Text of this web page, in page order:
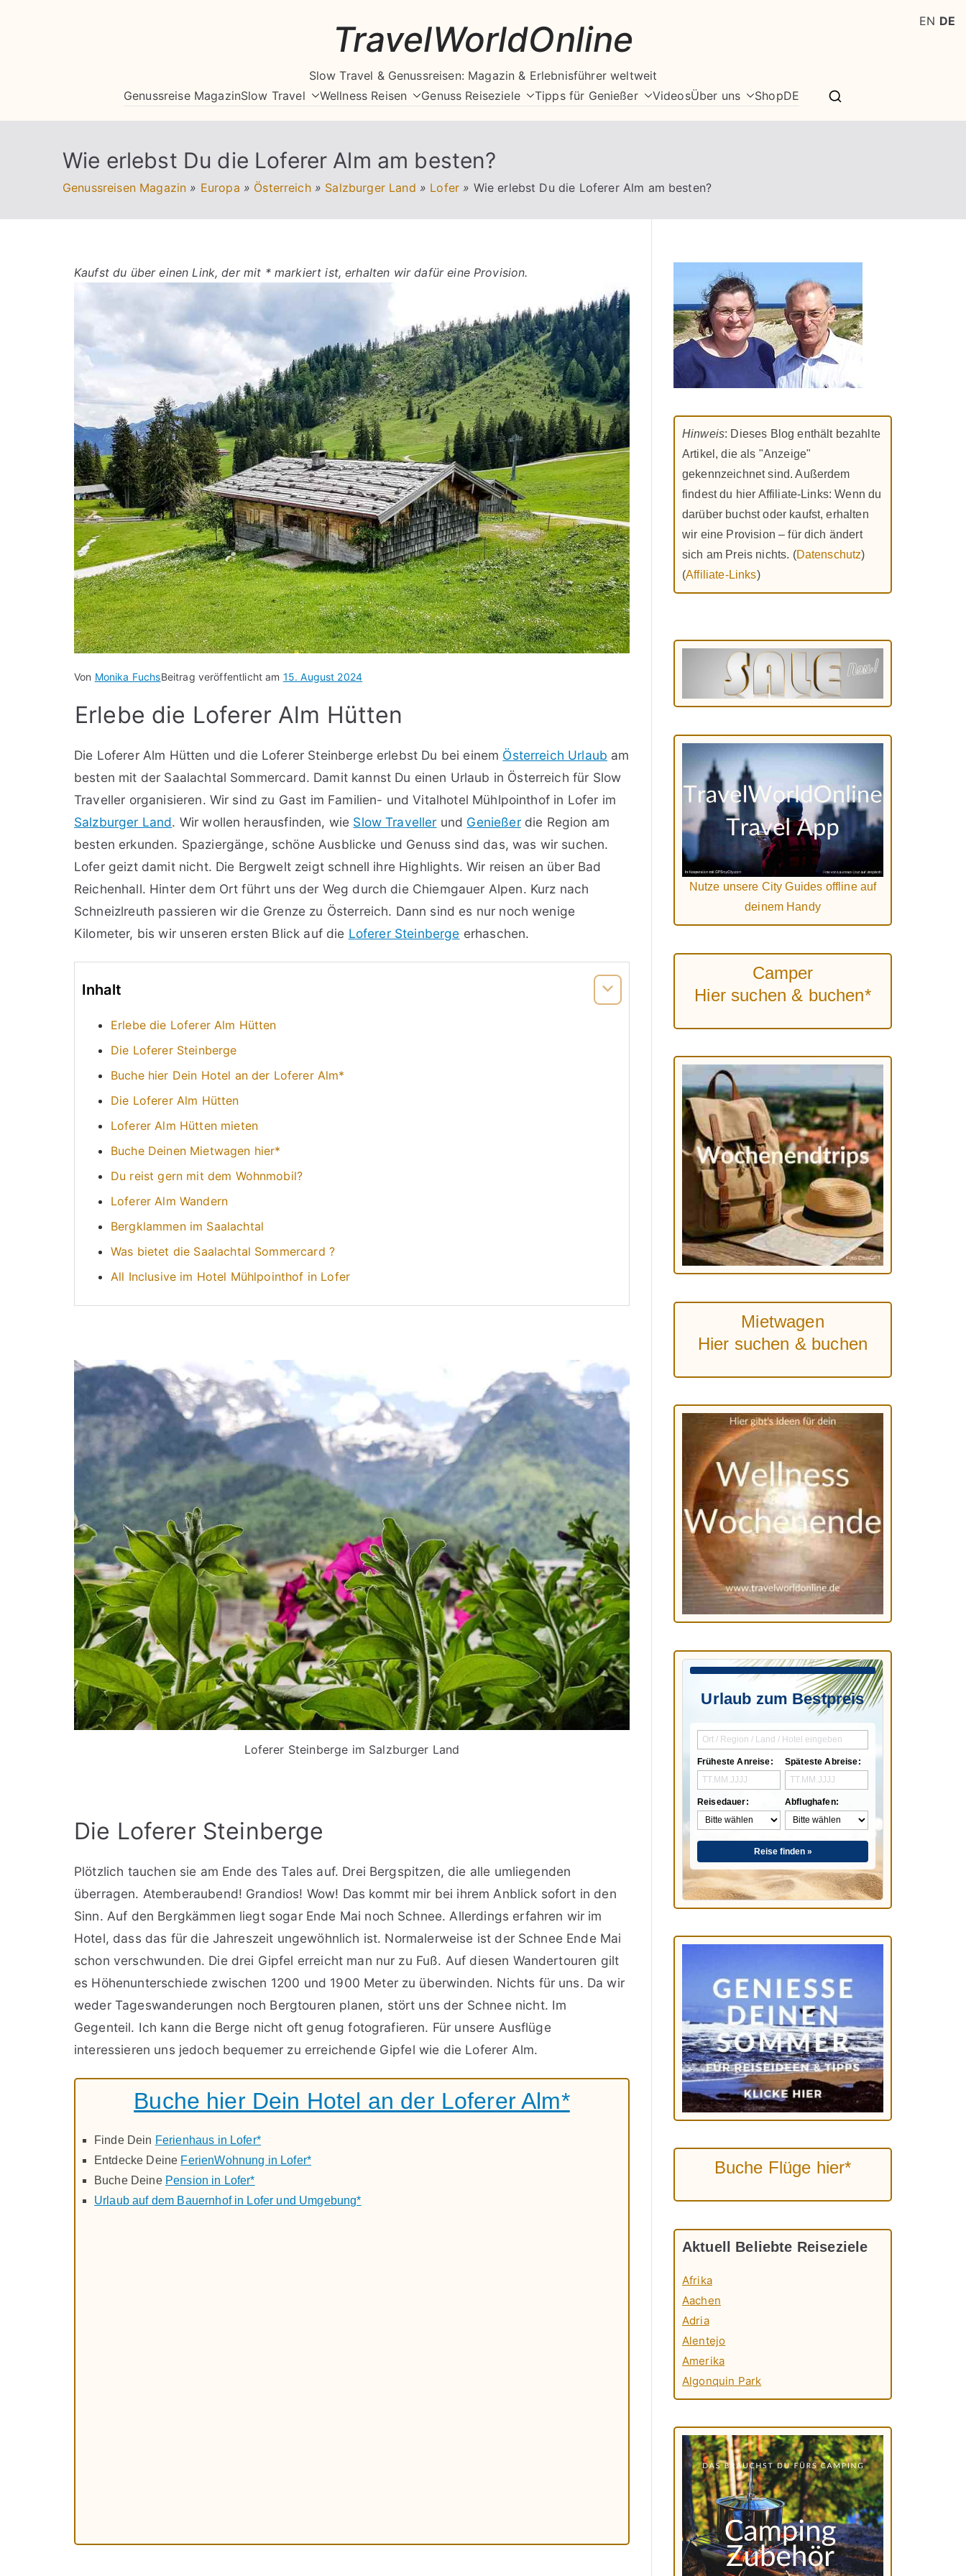
TravelWorldOnline
Slow Travel & Genussreisen: Magazin & Erlebnisführer weltweit
Genussreise MagazinSlow Travel Wellness Reisen Genuss Reiseziele Tipps für Genießer VideosÜber uns ShopDE
Wie erlebst Du die Loferer Alm am besten?
Genussreisen Magazin » Europa » Österreich » Salzburger Land » Lofer » Wie erlebst Du die Loferer Alm am besten?
Kaufst du über einen Link, der mit * markiert ist, erhalten wir dafür eine Provision.
Von Monika FuchsBeitrag veröffentlicht am 15. August 2024
Erlebe die Loferer Alm Hütten
Die Loferer Alm Hütten und die Loferer Steinberge erlebst Du bei einem Österreich Urlaub am
besten mit der Saalachtal Sommercard. Damit kannst Du einen Urlaub in Österreich für Slow
Traveller organisieren. Wir sind zu Gast im Familien- und Vitalhotel Mühlpointhof in Lofer im
Salzburger Land. Wir wollen herausfinden, wie Slow Traveller und Genießerdie Region am
besten erkunden. Spaziergänge, schöne Ausblicke und Genuss sind das, was wir suchen.
Lofer geizt damit nicht. Die Bergwelt zeigt schnell ihre Highlights. Wir reisen an über Bad
Reichenhall. Hinter dem Ort führt uns der Weg durch die Chiemgauer Alpen. Kurz nach
Schneizlreuth passieren wir die Grenze zu Österreich. Dann sind es nur noch wenige
Kilometer, bis wir unseren ersten Blick auf die Loferer Steinberge erhaschen.
Inhalt
Erlebe die Loferer Alm Hütten
Die Loferer Steinberge
Buche hier Dein Hotel an der Loferer Alm*
Die Loferer Alm Hütten
Loferer Alm Hütten mieten
Buche Deinen Mietwagen hier*
Du reist gern mit dem Wohnmobil?
Loferer Alm Wandern
Bergklammen im Saalachtal
Was bietet die Saalachtal Sommercard ?
All Inclusive im Hotel Mühlpointhof in Lofer
Loferer Steinberge im Salzburger Land
Die Loferer Steinberge
Plötzlich tauchen sie am Ende des Tales auf. Drei Bergspitzen, die alle umliegenden
überragen. Atemberaubend! Grandios! Wow! Das kommt mir bei ihrem Anblick sofort in den
Sinn. Auf den Bergkämmen liegt sogar Ende Mai noch Schnee. Allerdings erfahren wir im
Hotel, dass das für die Jahreszeit ungewöhnlich ist. Normalerweise ist der Schnee Ende Mai
schon verschwunden. Die drei Gipfel erreicht man nur zu Fuß. Auf diesen Wandertouren gilt
es Höhenunterschiede zwischen 1200 und 1900 Meter zu überwinden. Nichts für uns. Da wir
weder Tageswanderungen noch Bergtouren planen, stört uns der Schnee nicht. Im
Gegenteil. Ich kann die Berge nicht oft genug fotografieren. Für unsere Ausflüge
interessieren uns jedoch bequemer zu erreichende Gipfel wie die Loferer Alm.
Buche hier Dein Hotel an der Loferer Alm*
Finde Dein Ferienhaus in Lofer*
Entdecke Deine FerienWohnung in Lofer*
Buche Deine Pension in Lofer*
Urlaub auf dem Bauernhof in Lofer und Umgebung*
Hinweis: Dieses Blog enthält bezahlte
Artikel, die als "Anzeige"
gekennzeichnet sind. Außerdem
findest du hier Affiliate-Links: Wenn du
darüber buchst oder kaufst, erhalten
wir eine Provision – für dich ändert
sich am Preis nichts. (Datenschutz)
(Affiliate-Links)
Nutze unsere City Guides offline auf
deinem Handy
Camper
Hier suchen & buchen*
Mietwagen
Hier suchen & buchen
Urlaub zum Bestpreis
Früheste Anreise:
Reisedauer:
Späteste Abreise:
Abflughafen:
Reise finden »
Buche Flüge hier*
Aktuell Beliebte Reiseziele
Afrika
Aachen
Adria
Alentejo
Amerika
Algonquin Park
EN DE